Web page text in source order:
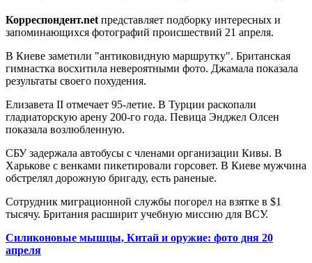
Корреспондент.net представляет подборку интересных и
запоминающихся фотографий происшествий 21 апреля.
В Киеве заметили "антиковидную маршрутку". Британская
гимнастка восхитила невероятными фото. Джамала показала
результаты своего похудения.
Елизавета II отмечает 95-летие. В Турции раскопали
гладиаторскую арену 200-го года. Певица Энджел Олсен
показала возлюбленную.
СБУ задержала автобусы с членами организации Кивы. В
Харькове с венками пикетировали горсовет. В Киеве мужчина
обстрелял дорожную бригаду, есть раненые.
Сотрудник миграционной службы погорел на взятке в $1
тысячу. Британия расширит учебную миссию для ВСУ.
Силиконовые мышцы, Китай и оружие: фото дня 20
апреля